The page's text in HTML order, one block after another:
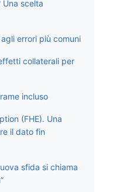
Una scelta
errori più comuni
collaterali per
incluso
(FHE). Una
il dato fin
sfida si chiama